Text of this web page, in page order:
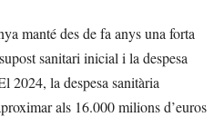
manté des de fa anys una forta
sanitari inicial i la despesa
2024, la despesa sanitària
als 16.000 milions d’euros